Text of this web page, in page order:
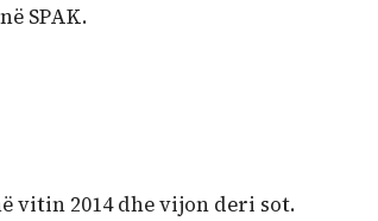
SPAK.
vitin 2014 dhe vijon deri sot.